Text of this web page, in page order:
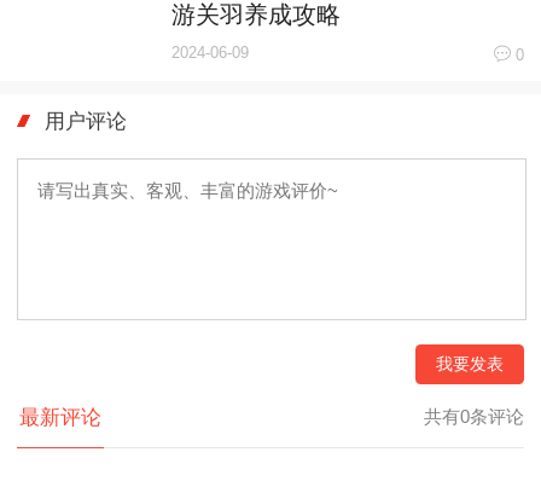
游关羽养成攻略
2024-06-09 0
用户评论
我要发表
最新评论 共有0条评论